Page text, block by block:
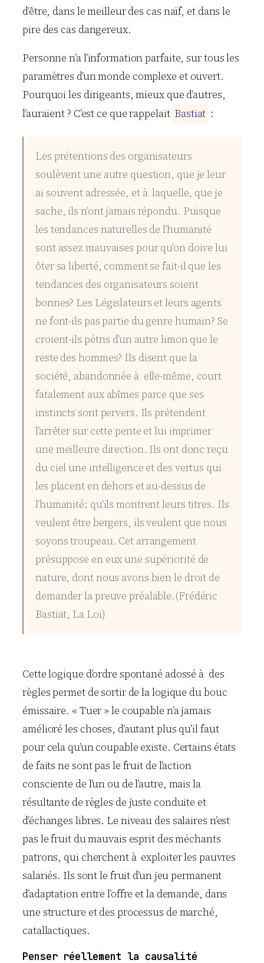
d’être, dans le meilleur des cas naïf, et dans le
pire des cas dangereux.
Personne n’a l’information parfaite, sur tous les
paramètres d’un monde complexe et ouvert.
Pourquoi les dirigeants, mieux que d’autres,
l’auraient ? C’est ce que rappelait Bastiat :
Les prétentions des organisateurs
soulèvent une autre question, que je leur
ai souvent adressée, et à laquelle, que je
sache, ils n’ont jamais répondu. Puisque
les tendances naturelles de l’humanité
sont assez mauvaises pour qu’on doive lui
ôter sa liberté, comment se fait-il que les
tendances des organisateurs soient
bonnes? Les Législateurs et leurs agents
ne font-ils pas partie du genre humain? Se
croient-ils pétris d’un autre limon que le
reste des hommes? Ils disent que la
société, abandonnée à elle-même, court
fatalement aux abîmes parce que ses
instincts sont pervers. Ils prétendent
l’arrêter sur cette pente et lui imprimer
une meilleure direction. Ils ont donc reçu
du ciel une intelligence et des vertus qui
les placent en dehors et au-dessus de
l’humanité; qu’ils montrent leurs titres. Ils
veulent être bergers, ils veulent que nous
soyons troupeau. Cet arrangement
présuppose en eux une supériorité de
nature, dont nous avons bien le droit de
demander la preuve préalable.(Frédéric
Bastiat, La Loi)
Cette logique d’ordre spontané adossé à des
règles permet de sortir de la logique du bouc
émissaire. « Tuer » le coupable n’a jamais
amélioré les choses, d’autant plus qu’il faut
pour cela qu’un coupable existe. Certains états
de faits ne sont pas le fruit de l’action
consciente de l’un ou de l’autre, mais la
résultante de règles de juste conduite et
d’échanges libres. Le niveau des salaires n’est
pas le fruit du mauvais esprit des méchants
patrons, qui cherchent à exploiter les pauvres
salariés. Ils sont le fruit d’un jeu permanent
d’adaptation entre l’offre et la demande, dans
une structure et des processus de marché,
catallactiques.
Penser réellement la causalité